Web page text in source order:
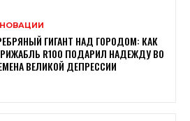
ГИГАНТ НАД ГОРОДОМ: КАК
R100 ПОДАРИЛ НАДЕЖДУ ВО
ВЕЛИКОЙ ДЕПРЕССИИ